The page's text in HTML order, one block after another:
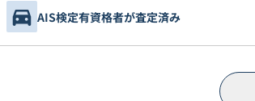
AIS検定有資格者が査定済み